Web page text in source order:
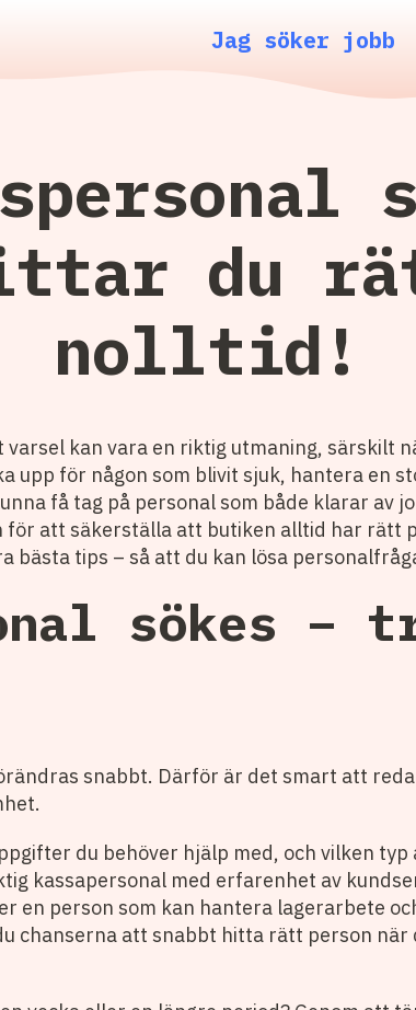
Jag söker jobb
du
nolltid!
kan vara en riktig utmaning, särskilt
upp för någon som blivit sjuk, hantera en
få tag på personal som både klarar av
för att säkerställa att butiken alltid har rätt
bästa tips – så att du kan lösa
sökes –
snabbt. Därför är det smart att
du behöver hjälp med, och vilken
kassapersonal med erfarenhet av
en person som kan hantera lagerarbete
chanserna att snabbt hitta rätt person när